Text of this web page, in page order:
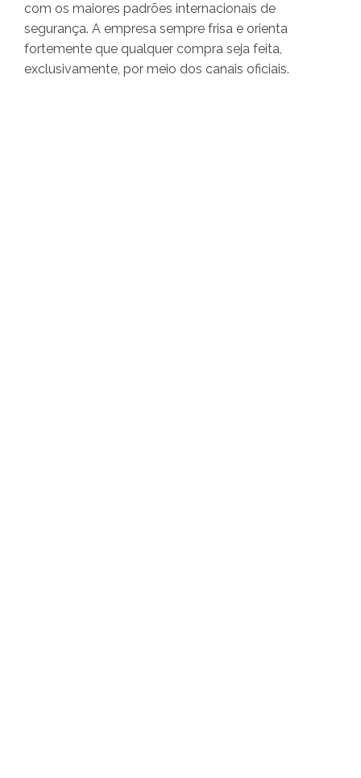
com os maiores padrões internacionais de
segurança. A empresa sempre frisa e orienta
fortemente que qualquer compra seja feita,
exclusivamente, por meio dos canais oficiais.